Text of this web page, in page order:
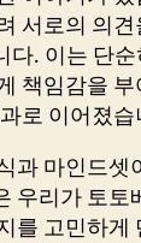
서로의 의
다. 이는 단
책임감을
로 이어졌습
과 마인드셋
우리가 토토
를 고민하게